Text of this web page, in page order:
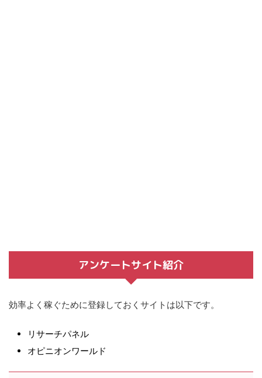
アンケートサイト紹介
効率よく稼ぐために登録しておくサイトは以下です。
リサーチパネル
オピニオンワールド